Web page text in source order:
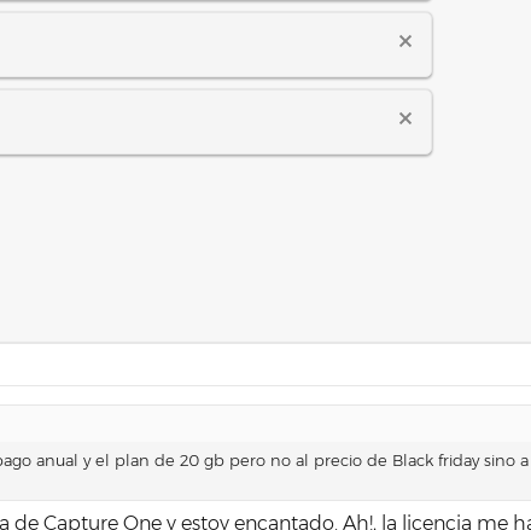
anual y el plan de 20 gb pero no al precio de Black friday sino
Capture One y estoy encantado. Ah!, la licencia me